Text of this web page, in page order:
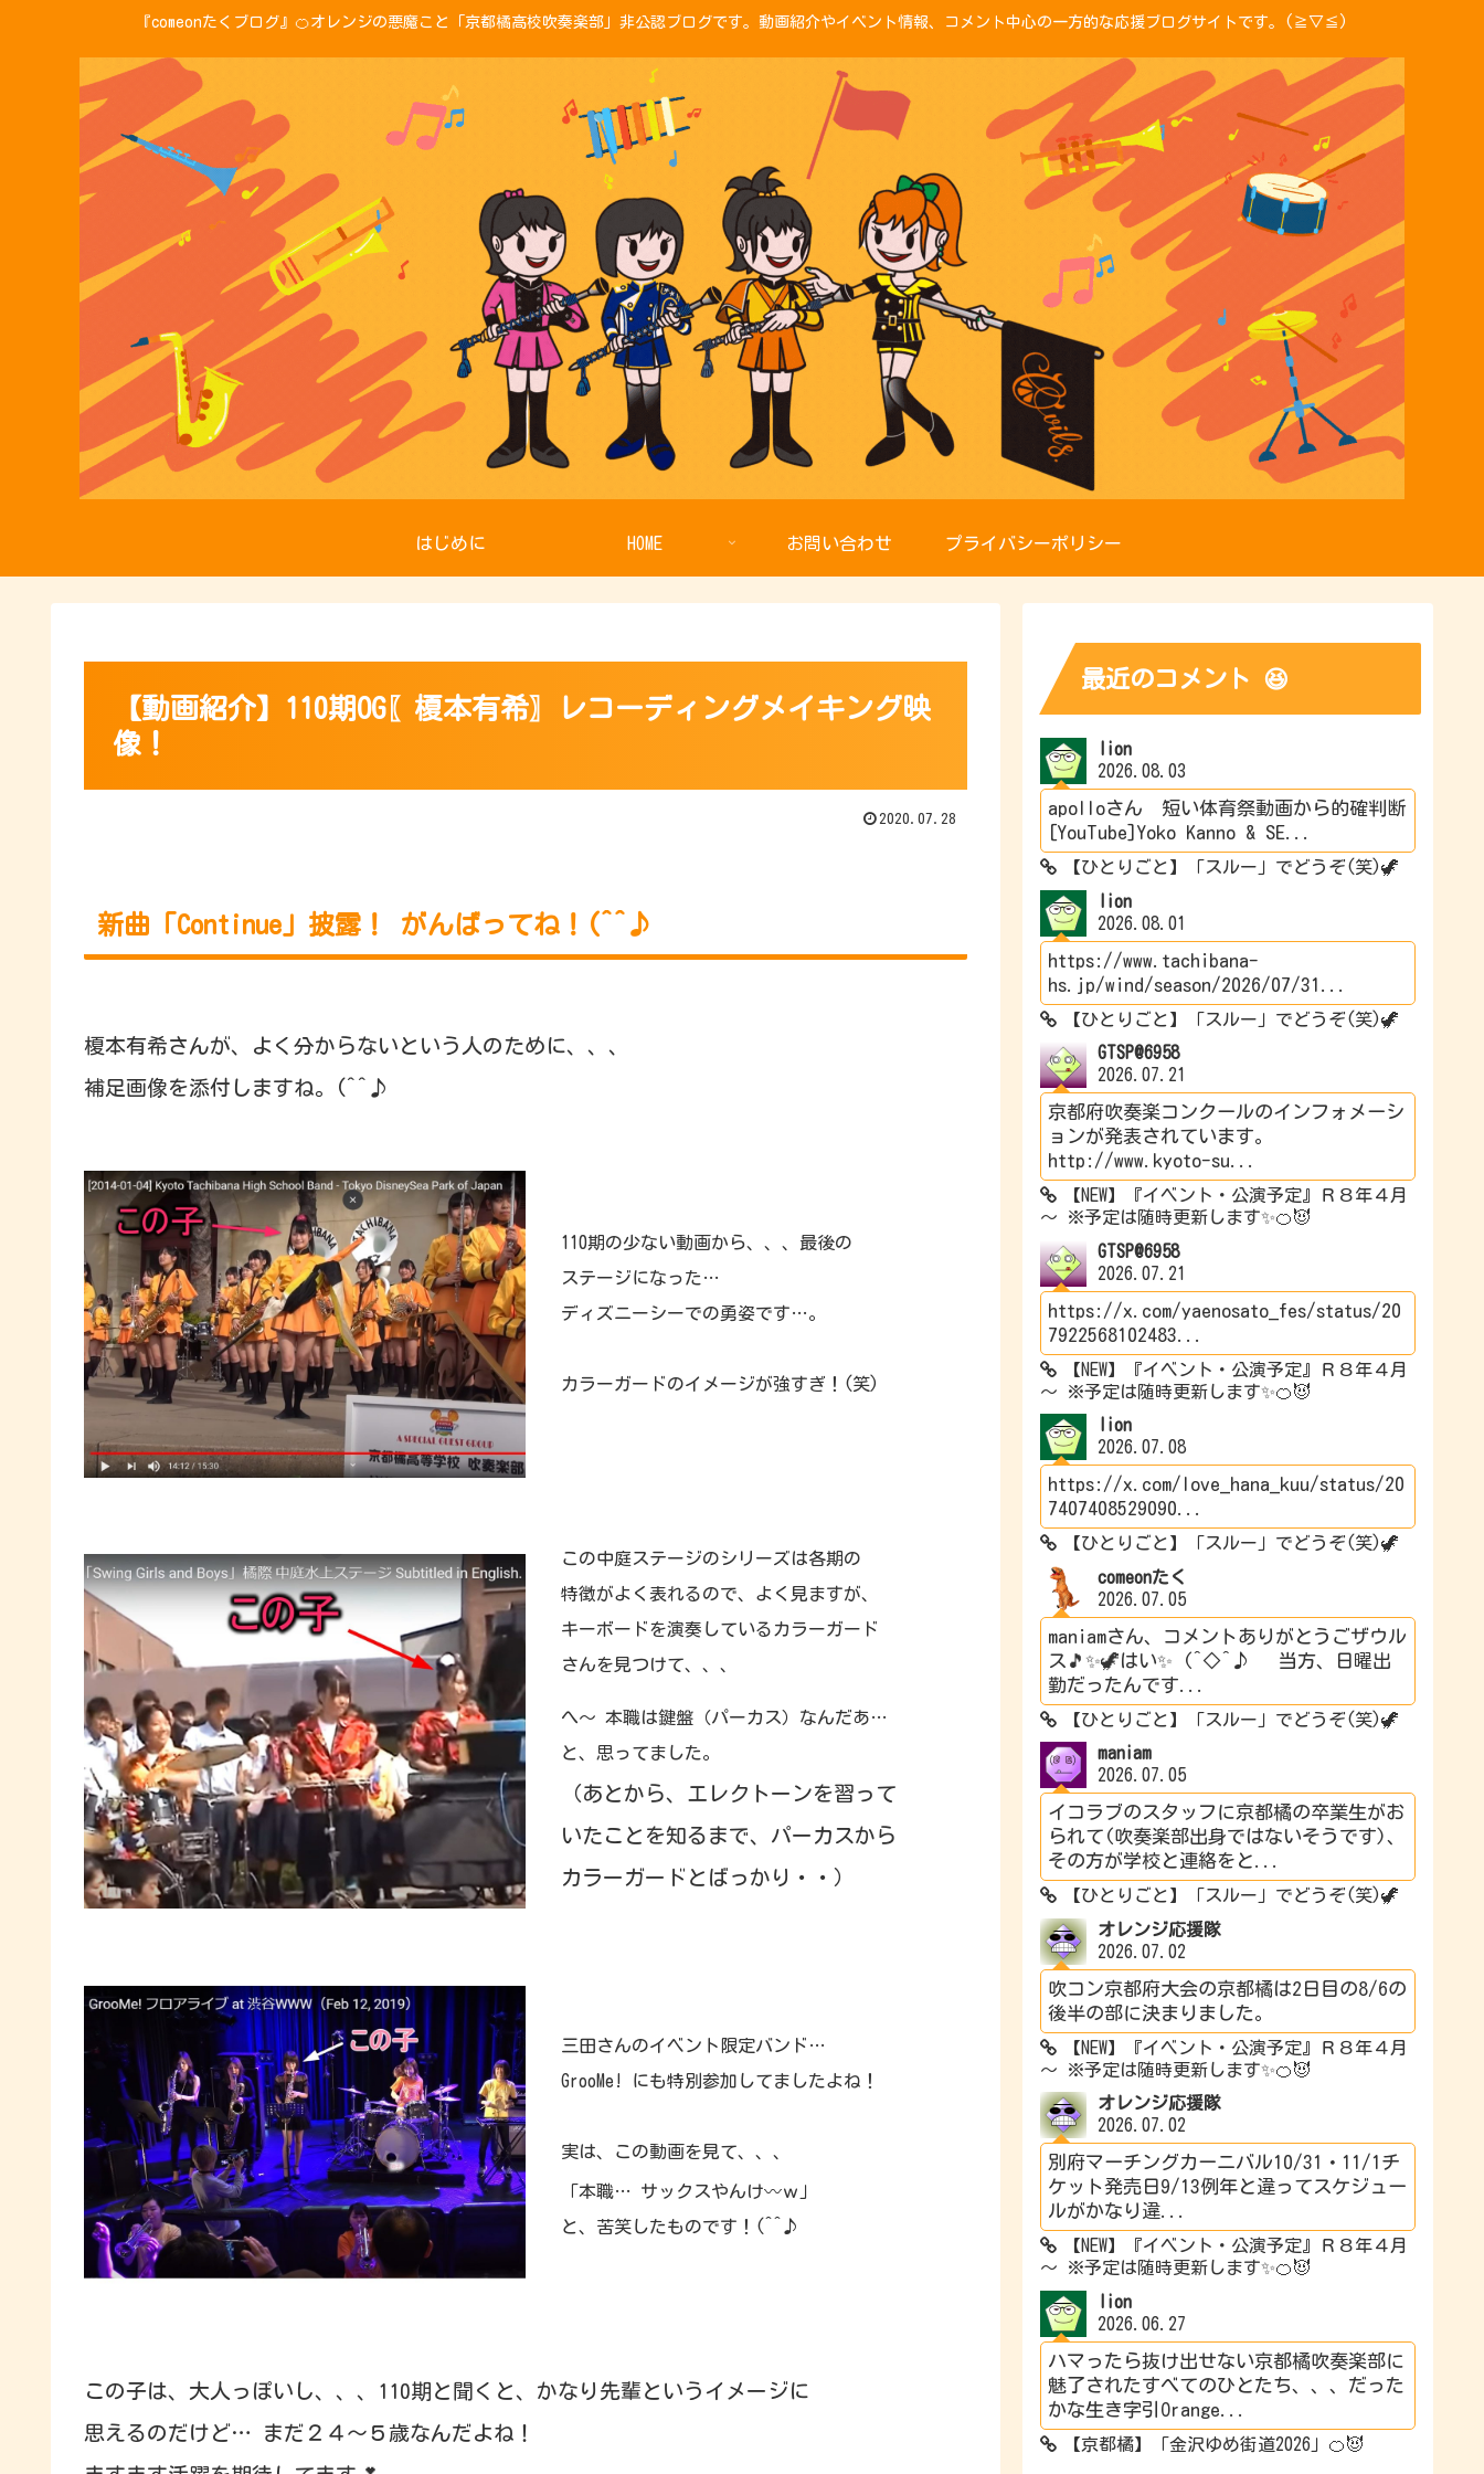
『comeonたくブログ』🍊オレンジの悪魔こと「京都橘高校吹奏楽部」非公認ブログです。動画紹介やイベント情報、コメント中心の一方的な応援ブログサイトです。(≧▽≦)
はじめに HOME お問い合わせ プライバシーポリシー
【動画紹介】110期OG〖榎本有希〗レコーディングメイキング映
像！
2020.07.28
新曲「Continue」披露！ がんばってね！(^^♪
榎本有希さんが、よく分からないという人のために、、、
補足画像を添付しますね。(^^♪
110期の少ない動画から、、、最後の
ステージになった…
ディズニーシーでの勇姿です…。
カラーガードのイメージが強すぎ！(笑)
この中庭ステージのシリーズは各期の
特徴がよく表れるので、よく見ますが、
キーボードを演奏しているカラーガード
さんを見つけて、、、
へ～ 本職は鍵盤（パーカス）なんだあ…
と、思ってました。
（あとから、エレクトーンを習って
いたことを知るまで、パーカスから
カラーガードとばっかり・・）
三田さんのイベント限定バンド…
GrooMe! にも特別参加してましたよね！
実は、この動画を見て、、、
「本職… サックスやんけ〰ｗ」
と、苦笑したものです！(^^♪
この子は、大人っぽいし、、、110期と聞くと、かなり先輩というイメージに
思えるのだけど… まだ２４～５歳なんだよね！
最近のコメント 😆
lion
2026.08.03
apolloさん 短い体育祭動画から的確判断
[YouTube]Yoko Kanno & SE...
【ひとりごと】「スルー」でどうぞ(笑)🦖
lion
2026.08.01
https://www.tachibana-
hs.jp/wind/season/2026/07/31...
【ひとりごと】「スルー」でどうぞ(笑)🦖
GTSP@6958
2026.07.21
京都府吹奏楽コンクールのインフォメーシ
ョンが発表されています。
http://www.kyoto-su...
【NEW】『イベント・公演予定』Ｒ８年４月
～ ※予定は随時更新します✨🍊😈
GTSP@6958
2026.07.21
https://x.com/yaenosato_fes/status/20
7922568102483...
【NEW】『イベント・公演予定』Ｒ８年４月
～ ※予定は随時更新します✨🍊😈
lion
2026.07.08
https://x.com/love_hana_kuu/status/20
7407408529090...
【ひとりごと】「スルー」でどうぞ(笑)🦖
comeonたく
2026.07.05
maniamさん、コメントありがとうごザウル
ス🎵✨🦖はい✨ (^◇^♪ 当方、日曜出
勤だったんです...
【ひとりごと】「スルー」でどうぞ(笑)🦖
maniam
2026.07.05
イコラブのスタッフに京都橘の卒業生がお
られて(吹奏楽部出身ではないそうです)、
その方が学校と連絡をと...
【ひとりごと】「スルー」でどうぞ(笑)🦖
オレンジ応援隊
2026.07.02
吹コン京都府大会の京都橘は2日目の8/6の
後半の部に決まりました。
【NEW】『イベント・公演予定』Ｒ８年４月
～ ※予定は随時更新します✨🍊😈
オレンジ応援隊
2026.07.02
別府マーチングカーニバル10/31・11/1チ
ケット発売日9/13例年と違ってスケジュー
ルがかなり違...
【NEW】『イベント・公演予定』Ｒ８年４月
～ ※予定は随時更新します✨🍊😈
lion
2026.06.27
ハマったら抜け出せない京都橘吹奏楽部に
魅了されたすべてのひとたち、、、だった
かな生き字引Orange...
【京都橘】「金沢ゆめ街道2026」🍊😈